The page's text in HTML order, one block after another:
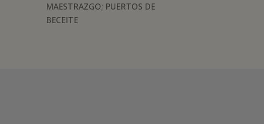
MAESTRAZGO; PUERTOS DE
BECEITE